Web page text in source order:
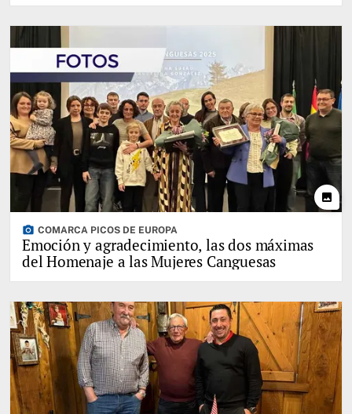
photo
photo_camera COMARCA PICOS DE EUROPA
Emoción y agradecimiento, las dos máximas
del Homenaje a las Mujeres Canguesas